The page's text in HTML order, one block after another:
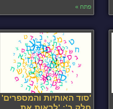
פתח »
'סוד האותיות והמספרים'